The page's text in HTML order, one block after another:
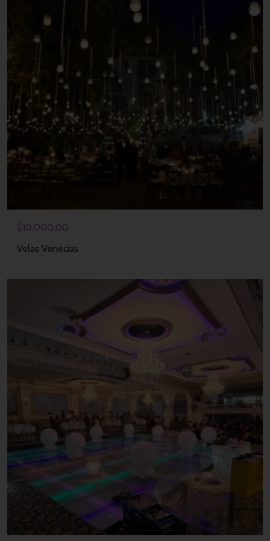
$10,000.00
Velas Venecias